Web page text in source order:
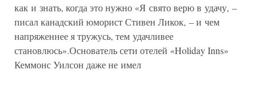
как и знать, когда это нужно «Я свято верю в удачу, –
писал канадский юморист Стивен Ликок, – и чем
напряженнее я тружусь, тем удачливее
становлюсь».Основатель сети отелей «Holiday Inns»
Кеммонс Уилсон даже не имел